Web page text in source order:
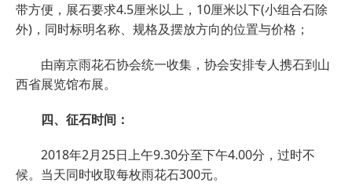
带方便，展石要求4.5厘米以上，10厘米以下(小组合石除
外)，同时标明名称、规格及摆放方向的位置与价格；
由南京雨花石协会统一收集，协会安排专人携石到山
西省展览馆布展。
四、征石时间：
2018年2月25日上午9.30分至下午4.00分，过时不
候。当天同时收取每枚雨花石300元。